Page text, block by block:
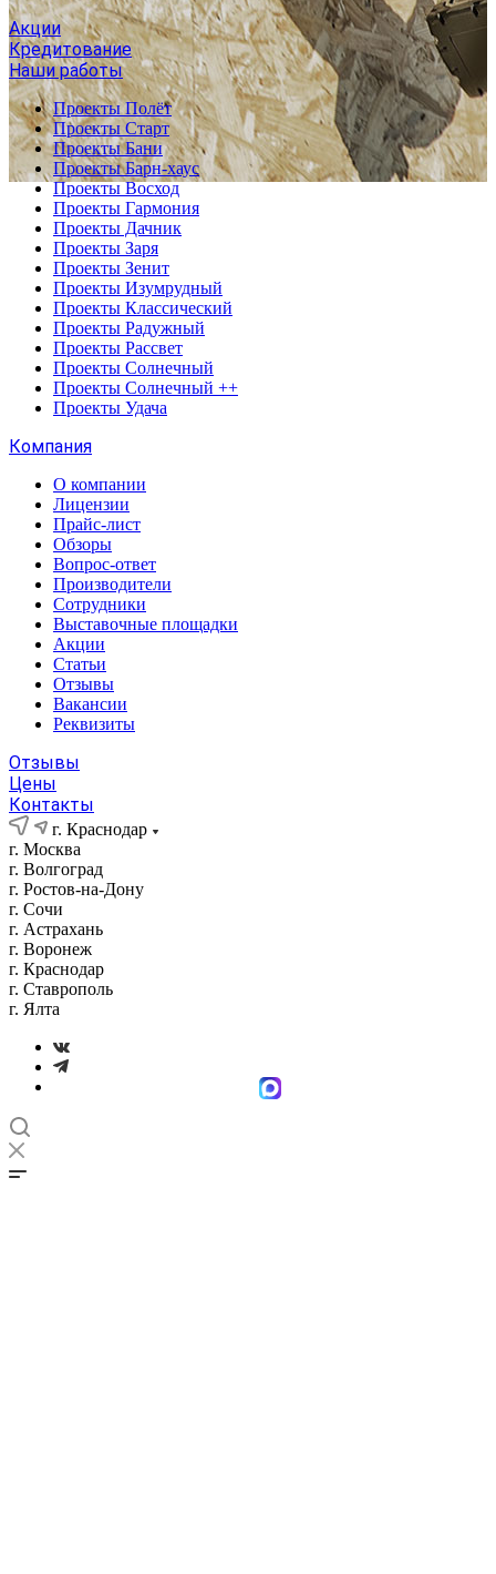
Акции
Кредитование
Наши работы
Проекты Полёт
Проекты Старт
Проекты Бани
Проекты Барн-хаус
Проекты Восход
Проекты Гармония
Проекты Дачник
Проекты Заря
Проекты Зенит
Проекты Изумрудный
Проекты Классический
Проекты Радужный
Проекты Рассвет
Проекты Солнечный
Проекты Солнечный ++
Проекты Удача
Компания
О компании
Лицензии
Прайс-лист
Обзоры
Вопрос-ответ
Производители
Сотрудники
Выставочные площадки
Акции
Статьи
Отзывы
Вакансии
Реквизиты
Отзывы
Цены
Контакты
г. Краснодар
г. Москва
г. Волгоград
г. Ростов-на-Дону
г. Сочи
г. Астрахань
г. Воронеж
г. Краснодар
г. Ставрополь
г. Ялта